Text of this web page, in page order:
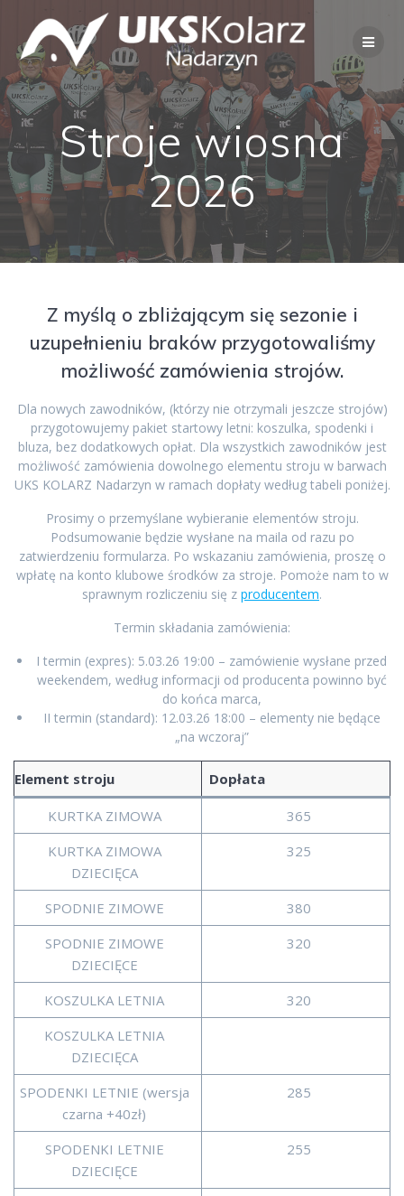
do
treści
Stroje wiosna
2026
Z myślą o zbliżającym się sezonie i
uzupełnieniu braków przygotowaliśmy
możliwość zamówienia strojów.
Dla nowych zawodników, (którzy nie otrzymali jeszcze strojów)
przygotowujemy pakiet startowy letni: koszulka, spodenki i
bluza, bez dodatkowych opłat. Dla wszystkich zawodników jest
możliwość zamówienia dowolnego elementu stroju w barwach
UKS KOLARZ Nadarzyn w ramach dopłaty według tabeli poniżej.
Prosimy o przemyślane wybieranie elementów stroju.
Podsumowanie będzie wysłane na maila od razu po
zatwierdzeniu formularza. Po wskazaniu zamówienia, proszę o
wpłatę na konto klubowe środków za stroje. Pomoże nam to w
sprawnym rozliczeniu się z producentem.
Termin składania zamówienia:
I termin (expres): 5.03.26 19:00 – zamówienie wysłane przed
weekendem, według informacji od producenta powinno być
do końca marca,
II termin (standard): 12.03.26 18:00 – elementy nie będące
„na wczoraj”
Element stroju Dopłata
KURTKA ZIMOWA
365
KURTKA ZIMOWA
DZIECIĘCA
325
SPODNIE ZIMOWE
380
SPODNIE ZIMOWE
DZIECIĘCE
320
KOSZULKA LETNIA
320
KOSZULKA LETNIA
DZIECIĘCA
SPODENKI LETNIE (wersja
czarna +40zł)
285
SPODENKI LETNIE
DZIECIĘCE
255